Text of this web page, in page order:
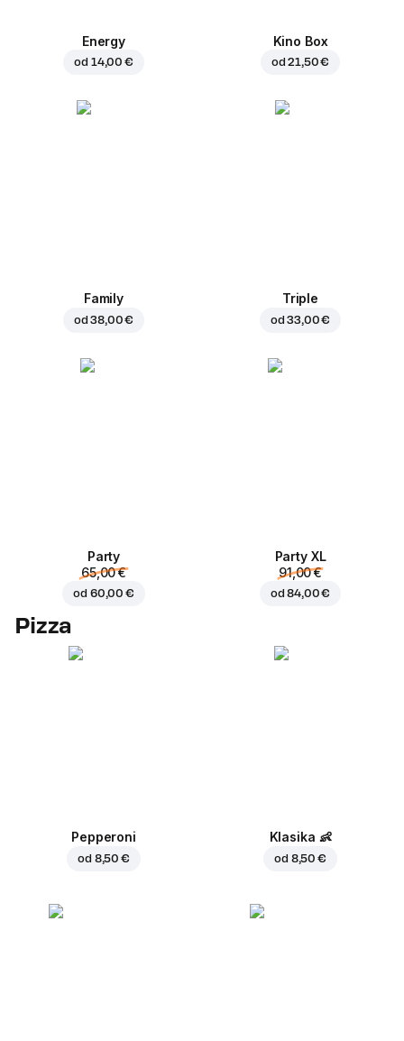
Energy
od 14,00 €
Kino Box
od21,50 €
Family
od38,00 €
Triple
od33,00 €
Party
65,00 €
od 60,00 €
Party XL
91,00 €
od84,00 €
Pizza
Pepperoni
od 8,50 €
Klasika 👶
od 8,50 €